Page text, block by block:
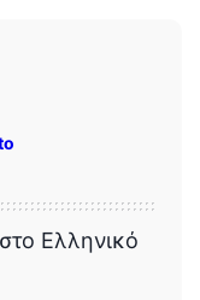
Ελληνικό